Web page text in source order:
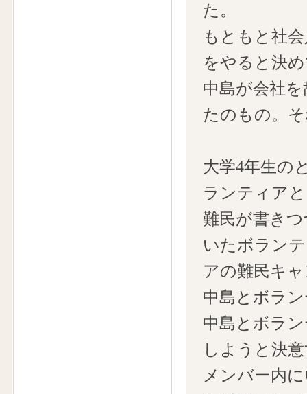
た。
もともと社
をやると決
中島が会社
たのもの。
大学4年生の
ランティア
難民が書き
いたボラン
アの難民キ
中島とボラ
中島とボラ
しようと決
メンバー内